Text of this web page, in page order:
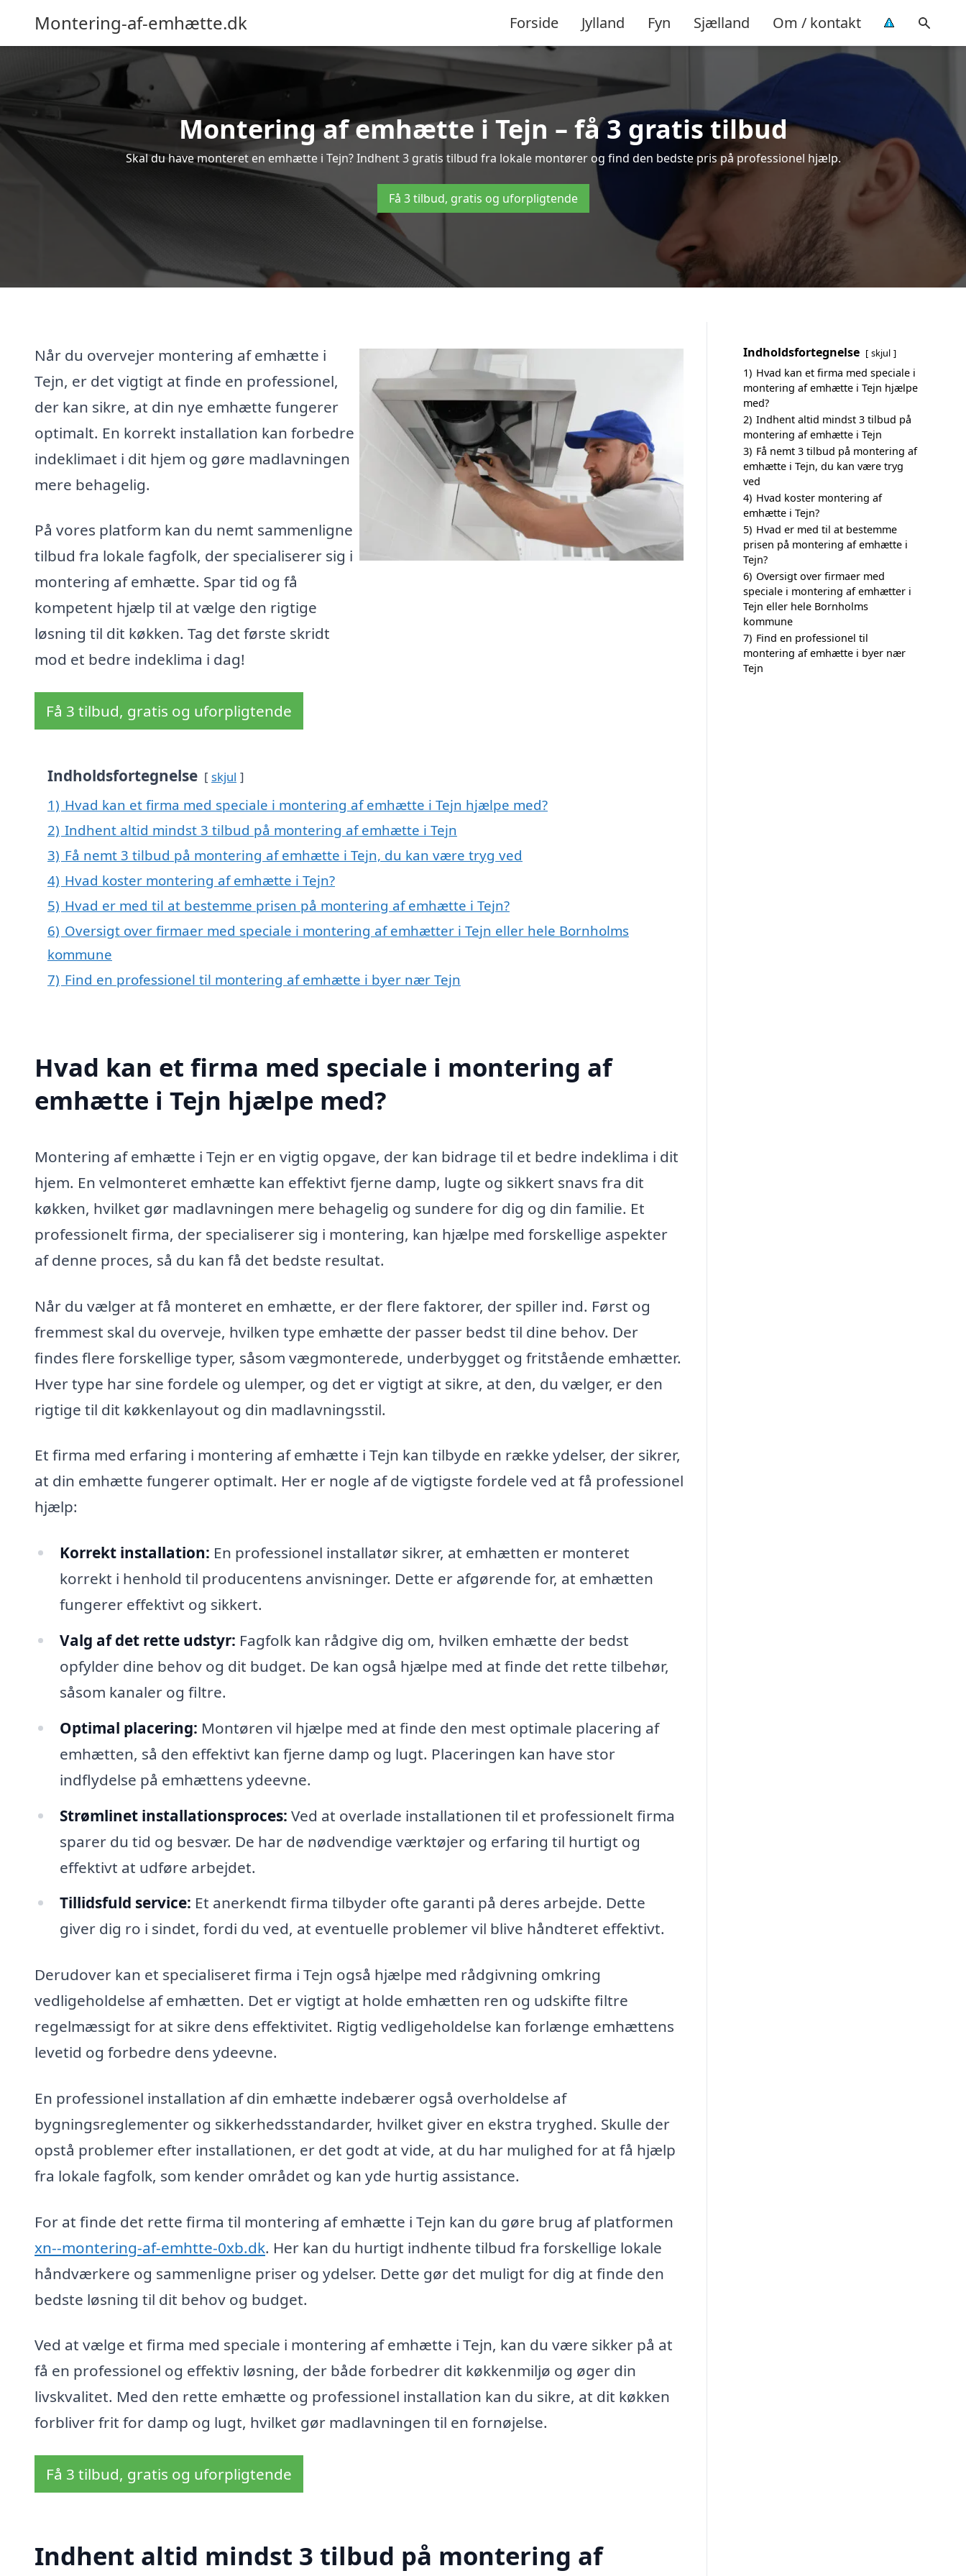
Montering-af-emhætte.dk Forside Jylland Fyn Sjælland Om / kontakt
Montering af emhætte i Tejn – få 3 gratis tilbud
Skal du have monteret en emhætte i Tejn? Indhent 3 gratis tilbud fra lokale montører og find den bedste pris på professionel hjælp.
Få 3 tilbud, gratis og uforpligtende
Når du overvejer montering af emhætte i
Tejn, er det vigtigt at finde en professionel,
der kan sikre, at din nye emhætte fungerer
optimalt. En korrekt installation kan forbedre
indeklimaet i dit hjem og gøre madlavningen
mere behagelig.
På vores platform kan du nemt sammenligne
tilbud fra lokale fagfolk, der specialiserer sig i
montering af emhætte. Spar tid og få
kompetent hjælp til at vælge den rigtige
løsning til dit køkken. Tag det første skridt
mod et bedre indeklima i dag!
Få 3 tilbud, gratis og uforpligtende
Indholdsfortegnelse skjul
1) Hvad kan et firma med speciale i montering af emhætte i Tejn hjælpe med?
2) Indhent altid mindst 3 tilbud på montering af emhætte i Tejn
3) Få nemt 3 tilbud på montering af emhætte i Tejn, du kan være tryg ved
4) Hvad koster montering af emhætte i Tejn?
5) Hvad er med til at bestemme prisen på montering af emhætte i Tejn?
6) Oversigt over firmaer med speciale i montering af emhætter i Tejn eller hele Bornholms
kommune
7) Find en professionel til montering af emhætte i byer nær Tejn
Hvad kan et firma med speciale i montering af
emhætte i Tejn hjælpe med?
Montering af emhætte i Tejn er en vigtig opgave, der kan bidrage til et bedre indeklima i dit
hjem. En velmonteret emhætte kan effektivt fjerne damp, lugte og sikkert snavs fra dit
køkken, hvilket gør madlavningen mere behagelig og sundere for dig og din familie. Et
professionelt firma, der specialiserer sig i montering, kan hjælpe med forskellige aspekter
af denne proces, så du kan få det bedste resultat.
Når du vælger at få monteret en emhætte, er der flere faktorer, der spiller ind. Først og
fremmest skal du overveje, hvilken type emhætte der passer bedst til dine behov. Der
findes flere forskellige typer, såsom vægmonterede, underbygget og fritstående emhætter.
Hver type har sine fordele og ulemper, og det er vigtigt at sikre, at den, du vælger, er den
rigtige til dit køkkenlayout og din madlavningsstil.
Et firma med erfaring i montering af emhætte i Tejn kan tilbyde en række ydelser, der sikrer,
at din emhætte fungerer optimalt. Her er nogle af de vigtigste fordele ved at få professionel
hjælp:
Korrekt installation: En professionel installatør sikrer, at emhætten er monteret
korrekt i henhold til producentens anvisninger. Dette er afgørende for, at emhætten
fungerer effektivt og sikkert.
Valg af det rette udstyr: Fagfolk kan rådgive dig om, hvilken emhætte der bedst
opfylder dine behov og dit budget. De kan også hjælpe med at finde det rette tilbehør,
såsom kanaler og filtre.
Optimal placering: Montøren vil hjælpe med at finde den mest optimale placering af
emhætten, så den effektivt kan fjerne damp og lugt. Placeringen kan have stor
indflydelse på emhættens ydeevne.
Strømlinet installationsproces: Ved at overlade installationen til et professionelt firma
sparer du tid og besvær. De har de nødvendige værktøjer og erfaring til hurtigt og
effektivt at udføre arbejdet.
Tillidsfuld service: Et anerkendt firma tilbyder ofte garanti på deres arbejde. Dette
giver dig ro i sindet, fordi du ved, at eventuelle problemer vil blive håndteret effektivt.
Derudover kan et specialiseret firma i Tejn også hjælpe med rådgivning omkring
vedligeholdelse af emhætten. Det er vigtigt at holde emhætten ren og udskifte filtre
regelmæssigt for at sikre dens effektivitet. Rigtig vedligeholdelse kan forlænge emhættens
levetid og forbedre dens ydeevne.
En professionel installation af din emhætte indebærer også overholdelse af
bygningsreglementer og sikkerhedsstandarder, hvilket giver en ekstra tryghed. Skulle der
opstå problemer efter installationen, er det godt at vide, at du har mulighed for at få hjælp
fra lokale fagfolk, som kender området og kan yde hurtig assistance.
For at finde det rette firma til montering af emhætte i Tejn kan du gøre brug af platformen
xn--montering-af-emhtte-0xb.dk. Her kan du hurtigt indhente tilbud fra forskellige lokale
håndværkere og sammenligne priser og ydelser. Dette gør det muligt for dig at finde den
bedste løsning til dit behov og budget.
Ved at vælge et firma med speciale i montering af emhætte i Tejn, kan du være sikker på at
få en professionel og effektiv løsning, der både forbedrer dit køkkenmiljø og øger din
livskvalitet. Med den rette emhætte og professionel installation kan du sikre, at dit køkken
forbliver frit for damp og lugt, hvilket gør madlavningen til en fornøjelse.
Få 3 tilbud, gratis og uforpligtende
Indhent altid mindst 3 tilbud på montering af
Indholdsfortegnelse skjul
1) Hvad kan et firma med speciale i
montering af emhætte i Tejn hjælpe
med?
2) Indhent altid mindst 3 tilbud på
montering af emhætte i Tejn
3) Få nemt 3 tilbud på montering af
emhætte i Tejn, du kan være tryg
ved
4) Hvad koster montering af
emhætte i Tejn?
5) Hvad er med til at bestemme
prisen på montering af emhætte i
Tejn?
6) Oversigt over firmaer med
speciale i montering af emhætter i
Tejn eller hele Bornholms
kommune
7) Find en professionel til
montering af emhætte i byer nær
Tejn